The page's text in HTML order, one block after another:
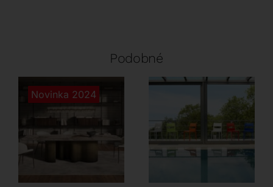
Podobné
Novinka 2024